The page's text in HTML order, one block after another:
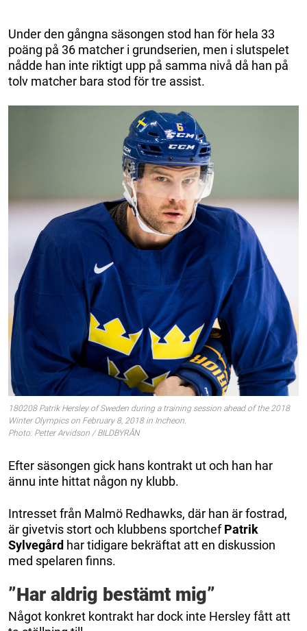
Under den gångna säsongen stod han för hela 33
poäng på 36 matcher i grundserien, men i slutspelet
nådde han inte riktigt upp på samma nivå då han på
tolv matcher bara stod för tre assist.
180208 Patrik Hersley of Sweden during a training session ahead of the 2018
Winter Olympics on February 8, 2018 in Incheon.
Photo: Petter Arvidson / BILDBYRÅN
Efter säsongen gick hans kontrakt ut och han har
ännu inte hittat någon ny klubb.
Intresset från Malmö Redhawks, där han är fostrad,
är givetvis stort och klubbens sportchefPatrik
Sylvegård har tidigare bekräftat att en diskussion
med spelaren finns.
”Har aldrig bestämt mig”
Något konkret kontrakt har dock inte Hersley fått att